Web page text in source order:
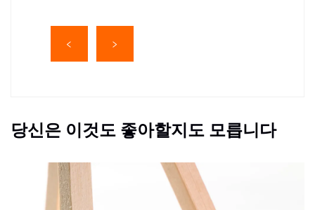
당신은 이것도 좋아할지도 모릅니다